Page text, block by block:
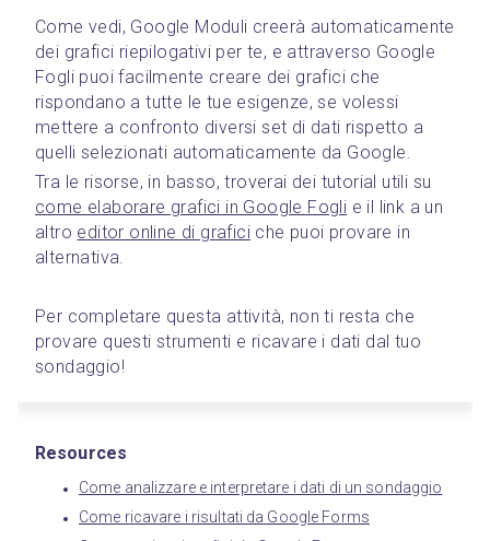
Come vedi, Google Moduli creerà automaticamente
dei grafici riepilogativi per te, e attraverso Google
Fogli puoi facilmente creare dei grafici che
rispondano a tutte le tue esigenze, se volessi
mettere a confronto diversi set di dati rispetto a
quelli selezionati automaticamente da Google.
come elaborare grafici in Google Fogli e il link a un
altro editor online di grafici che puoi provare in
alternativa.
Per completare questa attività, non ti resta che
provare questi strumenti e ricavare i dati dal tuo
sondaggio!
Resources
Come analizzare e interpretare i dati di un sondaggio
Come ricavare i risultati da Google Forms